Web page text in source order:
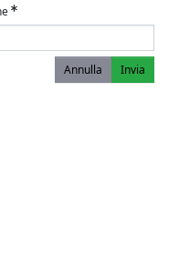
Annulla Invia